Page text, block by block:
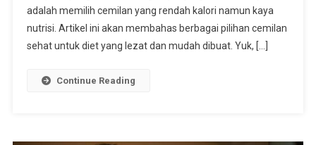
Lezat
Dan
adalah memilih cemilan yang rendah kalori namun kaya
nutrisi. Artikel ini akan membahas berbagai pilihan cemilan
sehat untuk diet yang lezat dan mudah dibuat. Yuk, […]
Continue Reading